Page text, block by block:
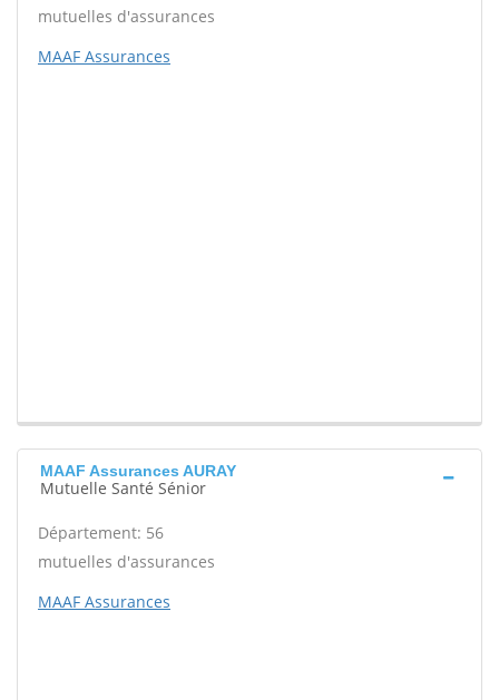
mutuelles d'assurances
MAAF Assurances
MAAF Assurances AURAY
Mutuelle Santé Sénior
Département: 56
mutuelles d'assurances
MAAF Assurances